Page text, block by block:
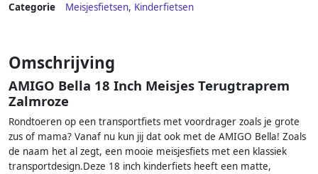
Categorie Meisjesfietsen, Kinderfietsen
Omschrijving
AMIGO Bella 18 Inch Meisjes Terugtraprem
Zalmroze
Rondtoeren op een transportfiets met voordrager zoals je grote
zus of mama? Vanaf nu kun jij dat ook met de AMIGO Bella! Zoals
de naam het al zegt, een mooie meisjesfiets met een klassiek
transportdesign.Deze 18 inch kinderfiets heeft een matte,